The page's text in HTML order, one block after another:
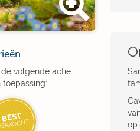
volgende actie
toepassing:
BEST
op